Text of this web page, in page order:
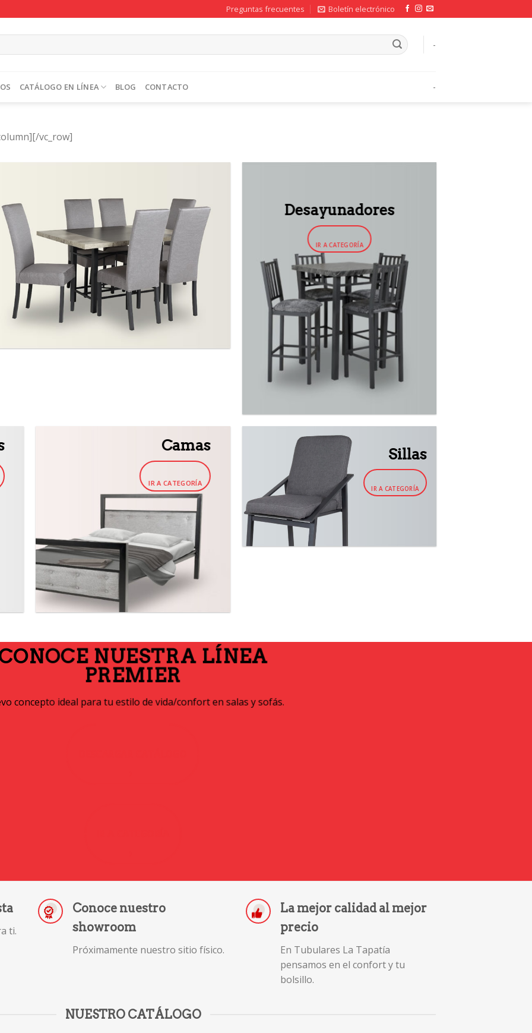
Preguntas frecuentes Boletín electrónico
-
CATÁLOGO EN LÍNEA BLOG CONTACTO -
vc_row]
Desayunadores
IR A CATEGORÍA
Camas
IR A CATEGORÍA
Sillas
IR A CATEGORÍA
NUESTRA LÍNEA
PREMIER
concepto ideal para tu estilo de vida/confort en salas y sofás.
ti.
Conoce nuestro
showroom
Próximamente nuestro sitio físico.
La mejor calidad al mejor
precio
En Tubulares La Tapatía
pensamos en el confort y tu
bolsillo.
NUESTRO CATÁLOGO